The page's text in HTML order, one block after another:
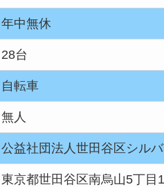
年中無休
28台
自転車
無人
公益社団法人世田谷区シル
東京都世田谷区南烏山5丁目